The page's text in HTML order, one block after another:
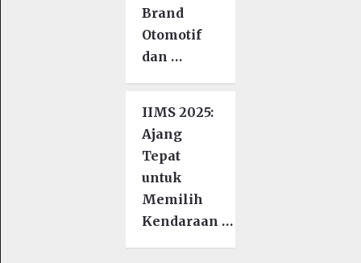
Brand
Otomotif
dan …
IIMS 2025:
Ajang
Tepat
untuk
Memilih
Kendaraan …